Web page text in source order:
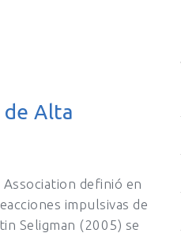
Alta
definió en
impulsivas de
Seligman (2005) se